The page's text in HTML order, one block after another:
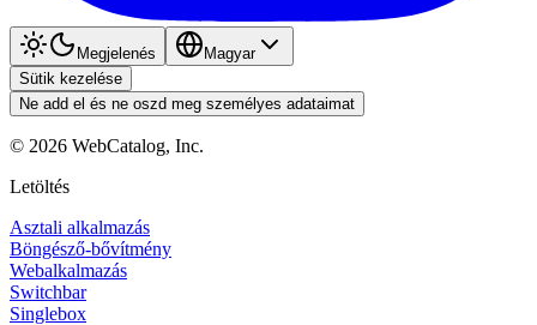
Megjelenés
Magyar
Sütik kezelése
Ne add el és ne oszd meg személyes adataimat
© 2026 WebCatalog, Inc.
Letöltés
Asztali alkalmazás
Böngésző-bővítmény
Webalkalmazás
Switchbar
Singlebox